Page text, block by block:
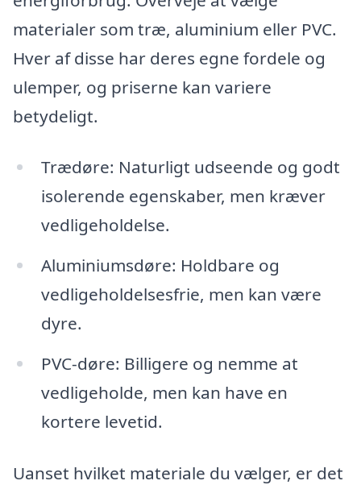
materialer som træ, aluminium eller PVC.
Hver af disse har deres egne fordele og
ulemper, og priserne kan variere
betydeligt.
Trædøre: Naturligt udseende og godt
isolerende egenskaber, men kræver
vedligeholdelse.
Aluminiumsdøre: Holdbare og
vedligeholdelsesfrie, men kan være
dyre.
PVC-døre: Billigere og nemme at
vedligeholde, men kan have en
kortere levetid.
Uanset hvilket materiale du vælger, er det